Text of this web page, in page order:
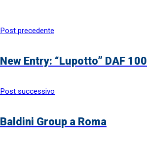
Post precedente
New Entry: “Lupotto” DAF 100
Post successivo
Baldini Group a Roma